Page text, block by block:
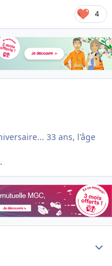
4
33 ans, l'âge